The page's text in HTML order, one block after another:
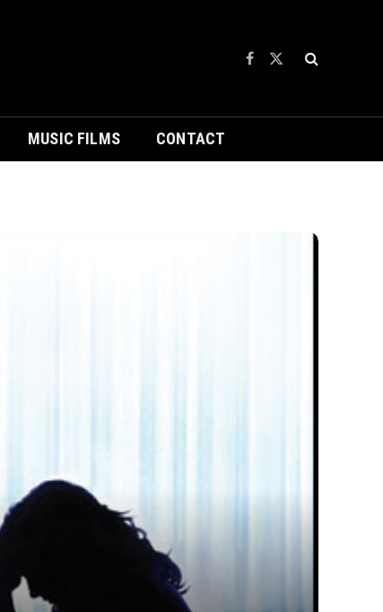
Facebook
X
MUSIC FILMS CONTACT